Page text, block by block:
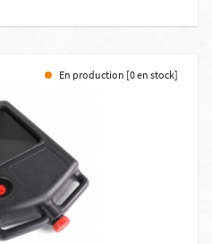
En production [0 en stock]